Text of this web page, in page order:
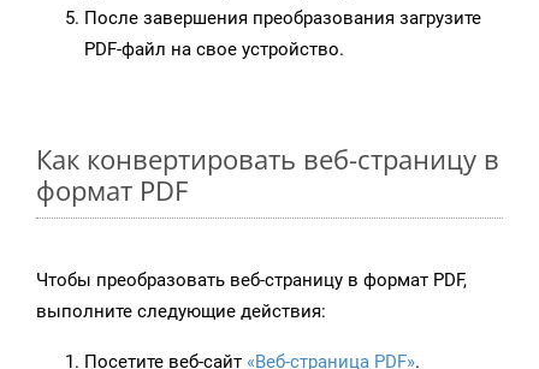
После завершения преобразования загрузите
PDF-файл на свое устройство.
Как конвертировать веб-страницу в
формат PDF
Чтобы преобразовать веб-страницу в формат PDF,
выполните следующие действия:
Посетите веб-сайт «Веб-страница PDF».